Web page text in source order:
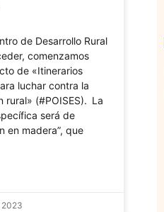
de Desarrollo Rural
comenzamos
de «Itinerarios
luchar contra la
rural» (#POISES). La
será de
en madera”, que
2023